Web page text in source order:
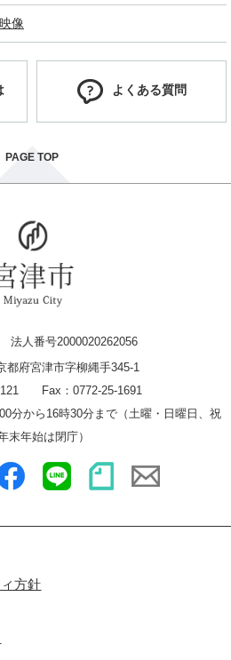
像
よくある質問
PAGE TOP
方針
法人番号2000020262056
府宮津市字柳縄手345-1
Fax：0772-25-1691
分から16時30分まで（土曜・日曜日、祝
末年始は閉庁）